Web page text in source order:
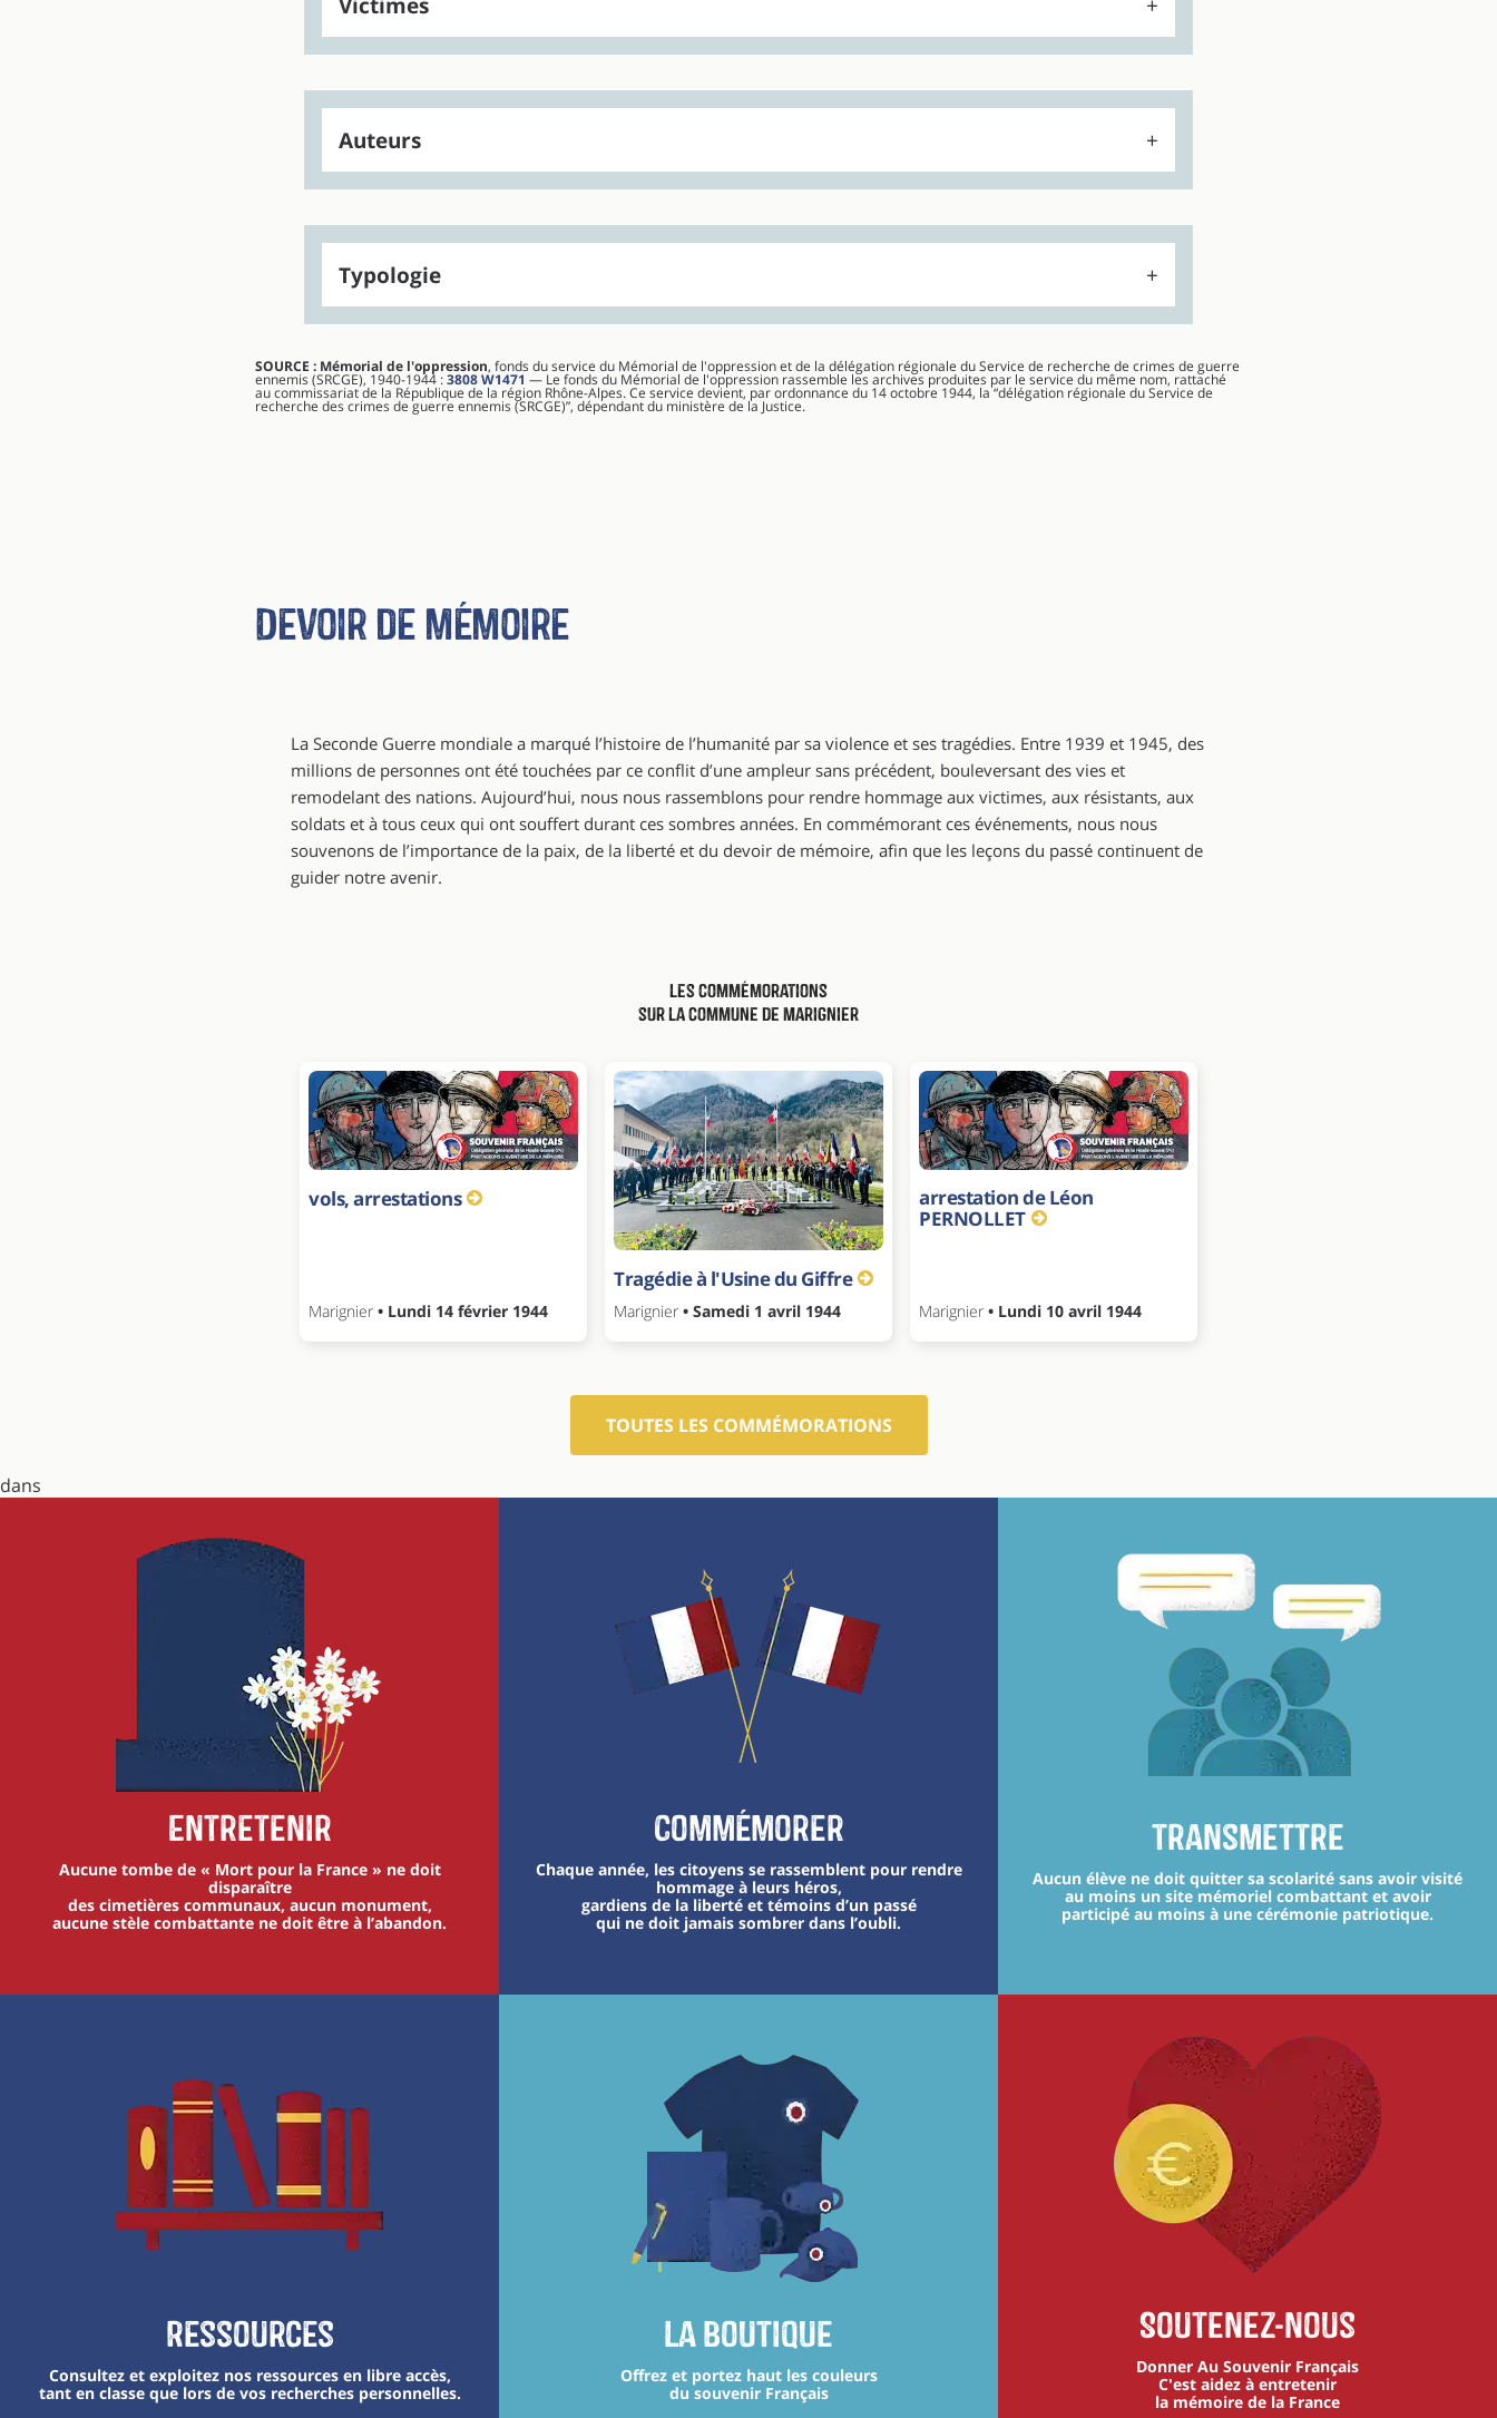
Auteurs
Typologie
SOURCE : Mémorial de l'oppression, fonds du service du Mémorial de l'oppression et de la délégation régionale du Service de recherche de crimes de guerre
ennemis (SRCGE), 1940-1944 :3808 W1471 — Le fonds du Mémorial de l'oppression rassemble les archives produites par le service du même nom, rattaché
au commissariat de la République de la région Rhône-Alpes. Ce service devient, par ordonnance du 14 octobre 1944, la “délégation régionale du Service de
recherche des crimes de guerre ennemis (SRCGE)”, dépendant du ministère de la Justice.
Devoir de mémoire
La Seconde Guerre mondiale a marqué l’histoire de l’humanité par sa violence et ses tragédies. Entre 1939 et 1945, des
millions de personnes ont été touchées par ce conflit d’une ampleur sans précédent, bouleversant des vies et
remodelant des nations. Aujourd’hui, nous nous rassemblons pour rendre hommage aux victimes, aux résistants, aux
soldats et à tous ceux qui ont souffert durant ces sombres années. En commémorant ces événements, nous nous
souvenons de l’importance de la paix, de la liberté et du devoir de mémoire, afin que les leçons du passé continuent de
guider notre avenir.
Les commémorations
sur la commune de Marignier
vols, arrestations
Marignier • Lundi 14 février 1944
Tragédie à l'Usine du Giffre
Marignier • Samedi 1 avril 1944
arrestation de Léon
PERNOLLET
Marignier • Lundi 10 avril 1944
TOUTES LES COMMÉMORATIONS
dans
Entretenir
Aucune tombe de « Mort pour la France » ne doit
disparaître
des cimetières communaux, aucun monument,
aucune stèle combattante ne doit être à l’abandon.
Commémorer
Chaque année, les citoyens se rassemblent pour rendre
hommage à leurs héros,
gardiens de la liberté et témoins d’un passé
qui ne doit jamais sombrer dans l’oubli.
transmettre
Aucun élève ne doit quitter sa scolarité sans avoir visité
au moins un site mémoriel combattant et avoir
participé au moins à une cérémonie patriotique.
Ressources
Consultez et exploitez nos ressources en libre accès,
tant en classe que lors de vos recherches personnelles.
La boutique
Offrez et portez haut les couleurs
du souvenir Français
Soutenez-nous
Donner Au Souvenir Français
C'est aidez à entretenir
la mémoire de la France